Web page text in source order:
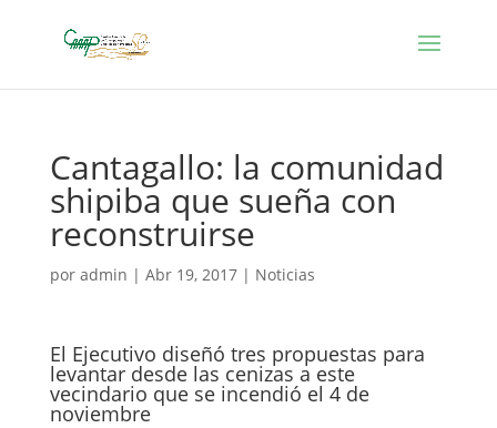
Cantagallo: la comunidad
shipiba que sueña con
reconstruirse
por admin | Abr 19, 2017| Noticias
El Ejecutivo diseñó tres propuestas para
levantar desde las cenizas a este
vecindario que se incendió el 4 de
noviembre